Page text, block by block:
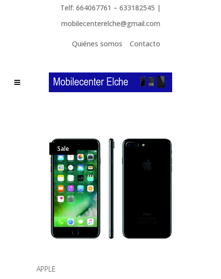
Telf: 664067761 – 633182545 |
mobilecenterelche@gmail.com
Quiénes somos Contacto
Sale
APPLE